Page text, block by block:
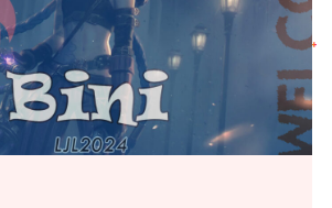
参加大会情報 ＞